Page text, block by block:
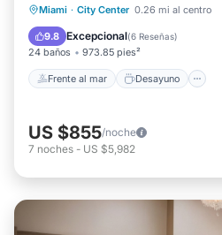
Miami · City Center 0.26 mi al centro
9.8 Excepcional(6 Reseñas)
24 baños 973.85 pies²
Frente al mar Desayuno
Frente al mar
Desayuno
Aparcamiento
US $855/noche
7 noches - US $5,982